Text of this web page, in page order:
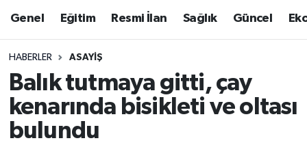
Genel Eğitim Resmi İlan Sağlık Güncel
HABERLER ASAYIŞ
Balık tutmaya gitti, çay
kenarında bisikleti ve oltası
bulundu
Güncel
Haberde insan
Haber Arşivi